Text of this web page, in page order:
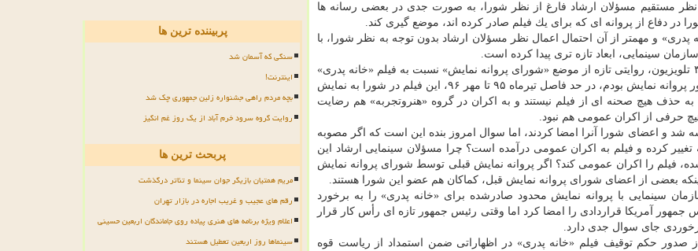
نظر مستقیم مسؤلان ارشاد فارغ از نظر شورا، به صورت جدی در بعضی رسانه ها
دفاع از پروانه ای كه برای یك فیلم صادر كرده اند، موضع گیری كند.
پدری» و مهمتر از آن احتمال اعمال نظر مسؤلان ارشاد بدون توجه به نظر شورا، با
سینمایی، ابعاد تازه تری پیدا كرده است.
عماد افروغ شب گذشته و در گفتگویی با بخش خبری ۲۰: ۳۰ تلویزیون، روایتی تازه از موضع «شورای پروانه نمایش» نسبت به فیلم «خانه پدری»
عرضه كرد و اظهار داشت: زمانی كه بنده عضو شورای صدور پروانه نمایش بودم، در حد فاصل تیرماه ۹۵ تا مهر ۹۶، این فیلم در شورا به نمایش
حذف هیچ صحنه ای از فیلم نیستند و به اكران در گروه «هنروتجربه» هم رضایت
حرفی از اكران عمومی هم نبود.
شد و اعضای شورا آنرا امضا كردند، اما سوال امروز بنده این است كه اگر مصوبه
كرده و فیلم به اكران عمومی درآمده است؟ چرا مسؤلان سینمایی ارشاد این
شده، فیلم را اكران عمومی كند؟ اگر پروانه نمایش قبلی توسط شورای پروانه نمایش
بعضی از اعضای شورای پروانه نمایش قبل، كماكان هم عضو این شورا هستند.
سینمایی با پروانه نمایش محدود صادرشده برای «خانه پدری» را به برخورد
جمهور آمریكا قراردادی را امضا كرد اما وقتی رئیس جمهور تازه ای رأس كار قرار
جای سوال جدی دارد.
صدور حكم توقیف فیلم «خانه پدری» در اظهاراتی ضمن استمداد از ریاست قوه
پربیننده ترین ها
سنگی که آسمان شد
اینترنت!
بچه مردم راهی جشنواره زلین جمهوری چک شد
روایت گروه سرود خرم آباد از یک روز غم انگیز
پربحث ترین ها
مریم همتیان بازیگر جوان سینما و تئاتر درگذشت
رقم های عجیب و غریب اجاره در بازار تهران
اعلام ویژه برنامه های هنری پیاده روی جاماندگان اربعین حسینی
سینماها روز اربعین تعطیل هستند